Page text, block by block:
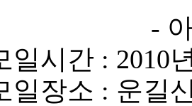
간 : 2010년
소 : 운길산